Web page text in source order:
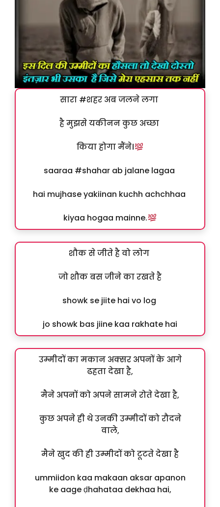
सारा #शहर अब जलने लगा
है मुझसे यकीनन कुछ अच्छा
किया होगा मैंने।
saaraa #shahar ab jalane lagaa
hai mujhase yakiinan kuchh achchhaa
kiyaa hogaa mainne.
शौक से जीते है वो लोग
जो शौक बस जीने का रखते है
showk se jiite hai vo log
jo showk bas jiine kaa rakhate hai
उम्मीदों का मकान अक्सर अपनों के आगे
ढहता देखा है,
मैने अपनों को अपने सामने रोते देखा है,
कुछ अपने ही थे उनकी उम्मीदों को रौदने
वाले,
मैने खुद की ही उम्मीदों को टूटते देखा है
ummiidon kaa makaan aksar apanon
ke aage ḍhahataa dekhaa hai,